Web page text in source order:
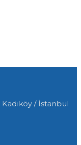
Kadıköy / İstanbul